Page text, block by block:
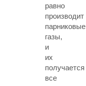
равно
производит
парниковые
газы,
и
их
получается
все